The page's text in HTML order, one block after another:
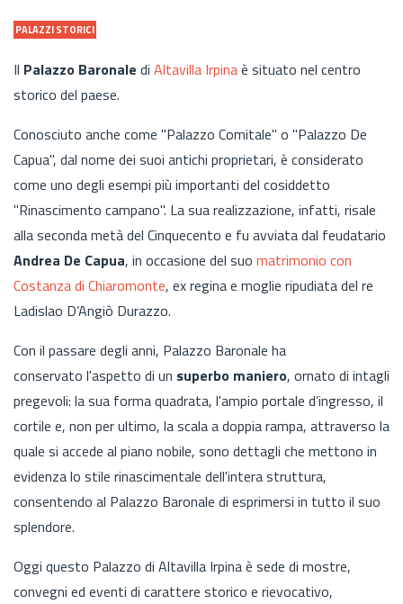
PALAZZI STORICI
Il Palazzo Baronale di Altavilla Irpinaè situato nel centro
storico del paese.
Conosciuto anche come "Palazzo Comitale" o "Palazzo De
Capua", dal nome dei suoi antichi proprietari, è considerato
come uno degli esempi più importanti del cosiddetto
"Rinascimento campano". La sua realizzazione, infatti, risale
alla seconda metà del Cinquecento e fu avviata dal feudatario
Andrea De Capua, in occasione del suo matrimonio con
Costanza di Chiaromonte, ex regina e moglie ripudiata del re
Ladislao D’Angiò Durazzo.
Con il passare degli anni, Palazzo Baronale ha
conservato l'aspetto di un superbo maniero, ornato di intagli
pregevoli: la sua forma quadrata, l'ampio portale d’ingresso, il
cortile e, non per ultimo, la scala a doppia rampa, attraverso la
quale si accede al piano nobile, sono dettagli che mettono in
evidenza lo stile rinascimentale dell'intera struttura,
consentendo al Palazzo Baronale di esprimersi in tutto il suo
splendore.
Oggi questo Palazzo di Altavilla Irpina è sede di mostre,
convegni ed eventi di carattere storico e rievocativo,